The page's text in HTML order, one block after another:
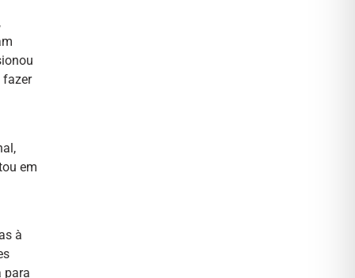
fazer
em
à
para